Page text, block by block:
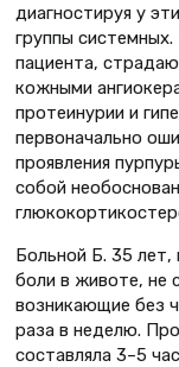
диагностируя у
группы
пациента,
кожными
протеинурии и
первоначально
проявления
собой
Больной Б. 35 лет,
боли в животе, не
возникающие без
раза в неделю.
составляла 3–5